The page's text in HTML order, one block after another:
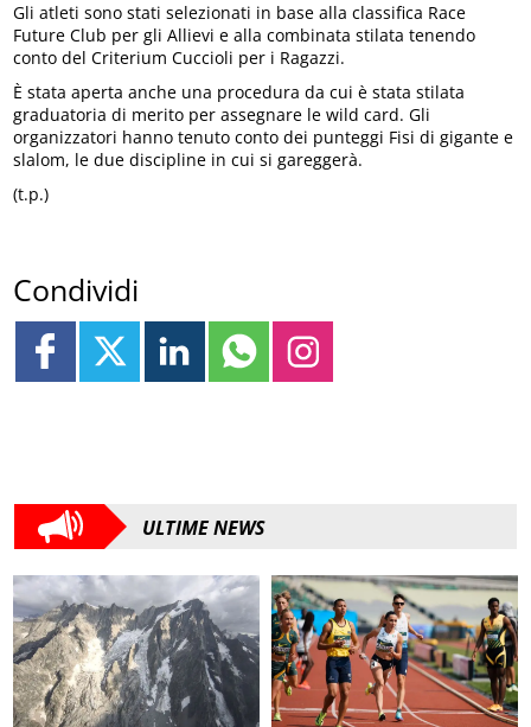
Gli atleti sono stati selezionati in base alla classifica Race
Future Club per gli Allievi e alla combinata stilata tenendo
conto del Criterium Cuccioli per i Ragazzi.
È stata aperta anche una procedura da cui è stata stilata
graduatoria di merito per assegnare le wild card. Gli
organizzatori hanno tenuto conto dei punteggi Fisi di gigante e
slalom, le due discipline in cui si gareggerà.
(t.p.)
Condividi
ULTIME NEWS